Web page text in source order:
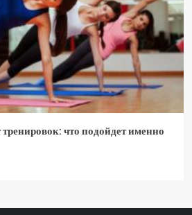
что подойдет именно